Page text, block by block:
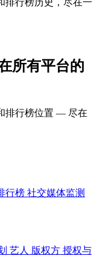
排行榜历史，尽在一
所有平台的
排行榜位置 — 尽在
行榜 社交媒体监测
艺人 版权方 授权与